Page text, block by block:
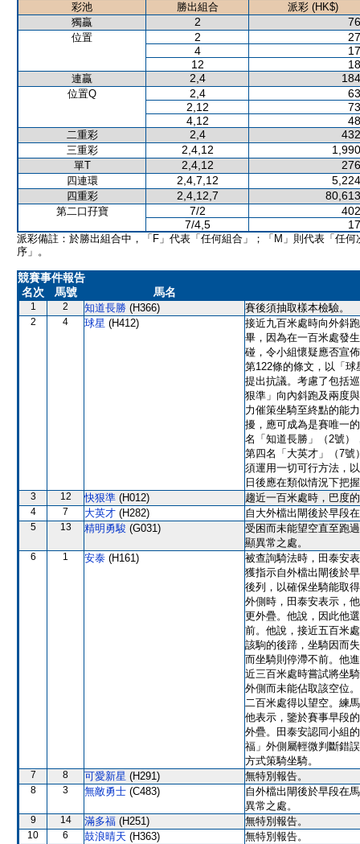
彩池 勝出組合
派彩 (HK$)
獨贏
2
位置 2
4
12
連贏 2,4
位置Q 2,4
2,12
4,12
二重彩 2,4
三重彩 2,4,12
單T 2,4,12
四連環 2,4,7,12
四重彩 2,4,12,7
第二口孖寶 7/2
7/4,5
派彩備註：於勝出組合中，「F」代表「任何組合」；「M」則代表「任何
序」。
競賽事件報告
名次
馬號 馬名
1 2 知道長勝 (H366) 賽後須抽取樣本檢驗。
2 4 球星 (H412)
接近九百米處時向外斜
畢，因為在一百米處發
碰，令小組懷疑應否宣
第122條的條文，以「
提出抗議。考慮了包括
狠準」向內斜跑及兩度
力催策坐騎至終點的能
擾，應可成為是賽唯一
名「知道長勝」（2號）
第四名「大英才」（7號
須運用一切可行方法，
日後應在類似情況下把
3 12 快狠準 (H012) 趨近一百米處時，巴度
4 7 大英才 (H282) 自大外檔出閘後於早段
5 13 精明勇駿 (G031)
受困而未能望空直至跑
顯異常之處。
6 1 安泰 (H161)
被查詢騎法時，田泰安
獲指示自外檔出閘後於
後列，以確保坐騎能取
外側時，田泰安表示，
更外疊。他說，因此他
前。他說，接近五百米
該駒的後蹄，坐騎因而
而坐騎則停滯不前。他
近三百米處時嘗試將坐
外側而未能佔取該空位
二百米處得以望空。練
他表示，鑒於賽事早段
外疊。田泰安認同小組
福」外側屬輕微判斷錯
方式策騎坐騎。
7 8 可愛新星 (H291) 無特別報告。
8 3 無敵勇士 (C483)
自外檔出閘後於早段在
異常之處。
9 14 滿多福 (H251) 無特別報告。
10 6 鼓浪晴天 (H363) 無特別報告。